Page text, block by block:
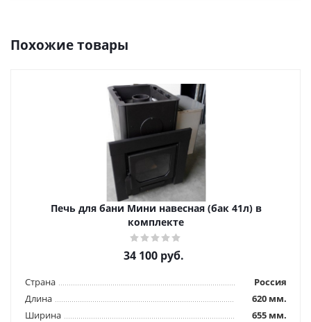
Похожие товары
Печь для бани Мини навесная (бак 41л) в
комплекте
34 100руб.
Страна
Россия
Длина
620 мм.
Ширина
655 мм.